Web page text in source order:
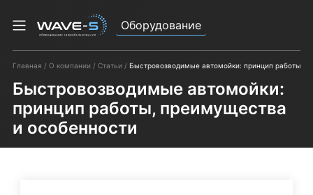
Оборудование
Главная О компании Статьи Быстровозводимые автомойки: принцип работы,
Быстровозводимые автомойки:
принцип работы, преимущества
и особенности